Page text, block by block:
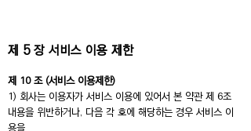
제 5 장 서비스 이용 제한
제 10 조 (서비스 이용제한)
1) 회사는 이용자가 서비스 이용에 있어서 본 약관 제 6조
내용을 위반하거나, 다음 각 호에 해당하는 경우 서비스 이
용을